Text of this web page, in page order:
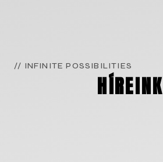
// INFINITE POSSIBILITIES
HÍREINK